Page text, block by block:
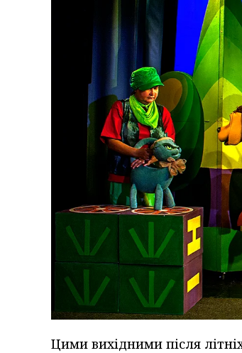
Цими вихідними після